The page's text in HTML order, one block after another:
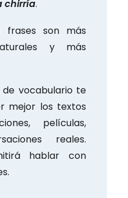
chirría.
frases son más
y más
vocabulario te
mejor los textos
películas,
reales.
hablar con